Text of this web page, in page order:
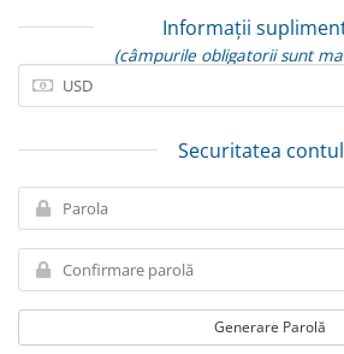
Informații
(câmpurile obligatorii sunt
Securitatea
Generare Parolă